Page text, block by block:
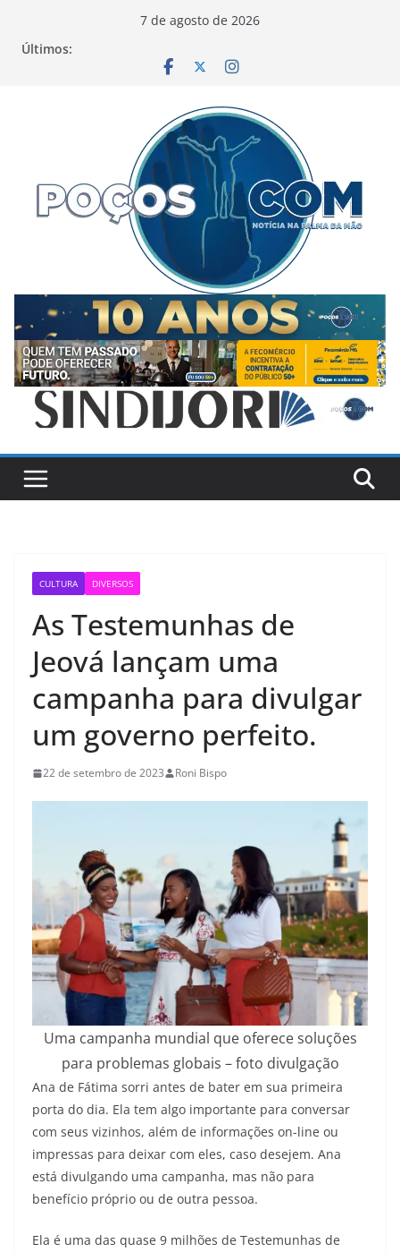
7 de agosto de 2026
Últimos:
CULTURA DIVERSOS
As Testemunhas de
Jeová lançam uma
campanha para divulgar
um governo perfeito.
22 de setembro de 2023 Roni Bispo
Uma campanha mundial que oferece soluções
para problemas globais – foto divulgação
Ana de Fátima sorri antes de bater em sua primeira
porta do dia. Ela tem algo importante para conversar
com seus vizinhos, além de informações on-line ou
impressas para deixar com eles, caso desejem. Ana
está divulgando uma campanha, mas não para
benefício próprio ou de outra pessoa.
Ela é uma das quase 9 milhões de Testemunhas de